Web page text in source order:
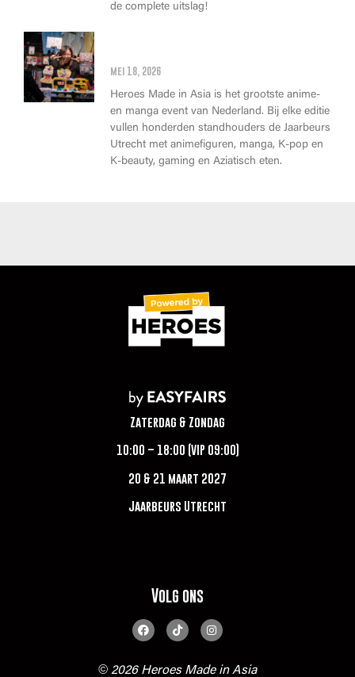
de complete uitslag!
mei 18, 2026
Heroes Made in Asia is het grootste anime-
en manga event van Nederland. Bij elke editie
vullen honderden standhouders de Jaarbeurs
Utrecht met animefiguren, manga, K-pop en
K-beauty, gaming en Aziatisch eten.
Zaterdag & Zondag
10:00 – 18:00 (VIP 09:00)
20 & 21 maart 2027
Jaarbeurs Utrecht
Volg ons
© 2026 Heroes Made in Asia